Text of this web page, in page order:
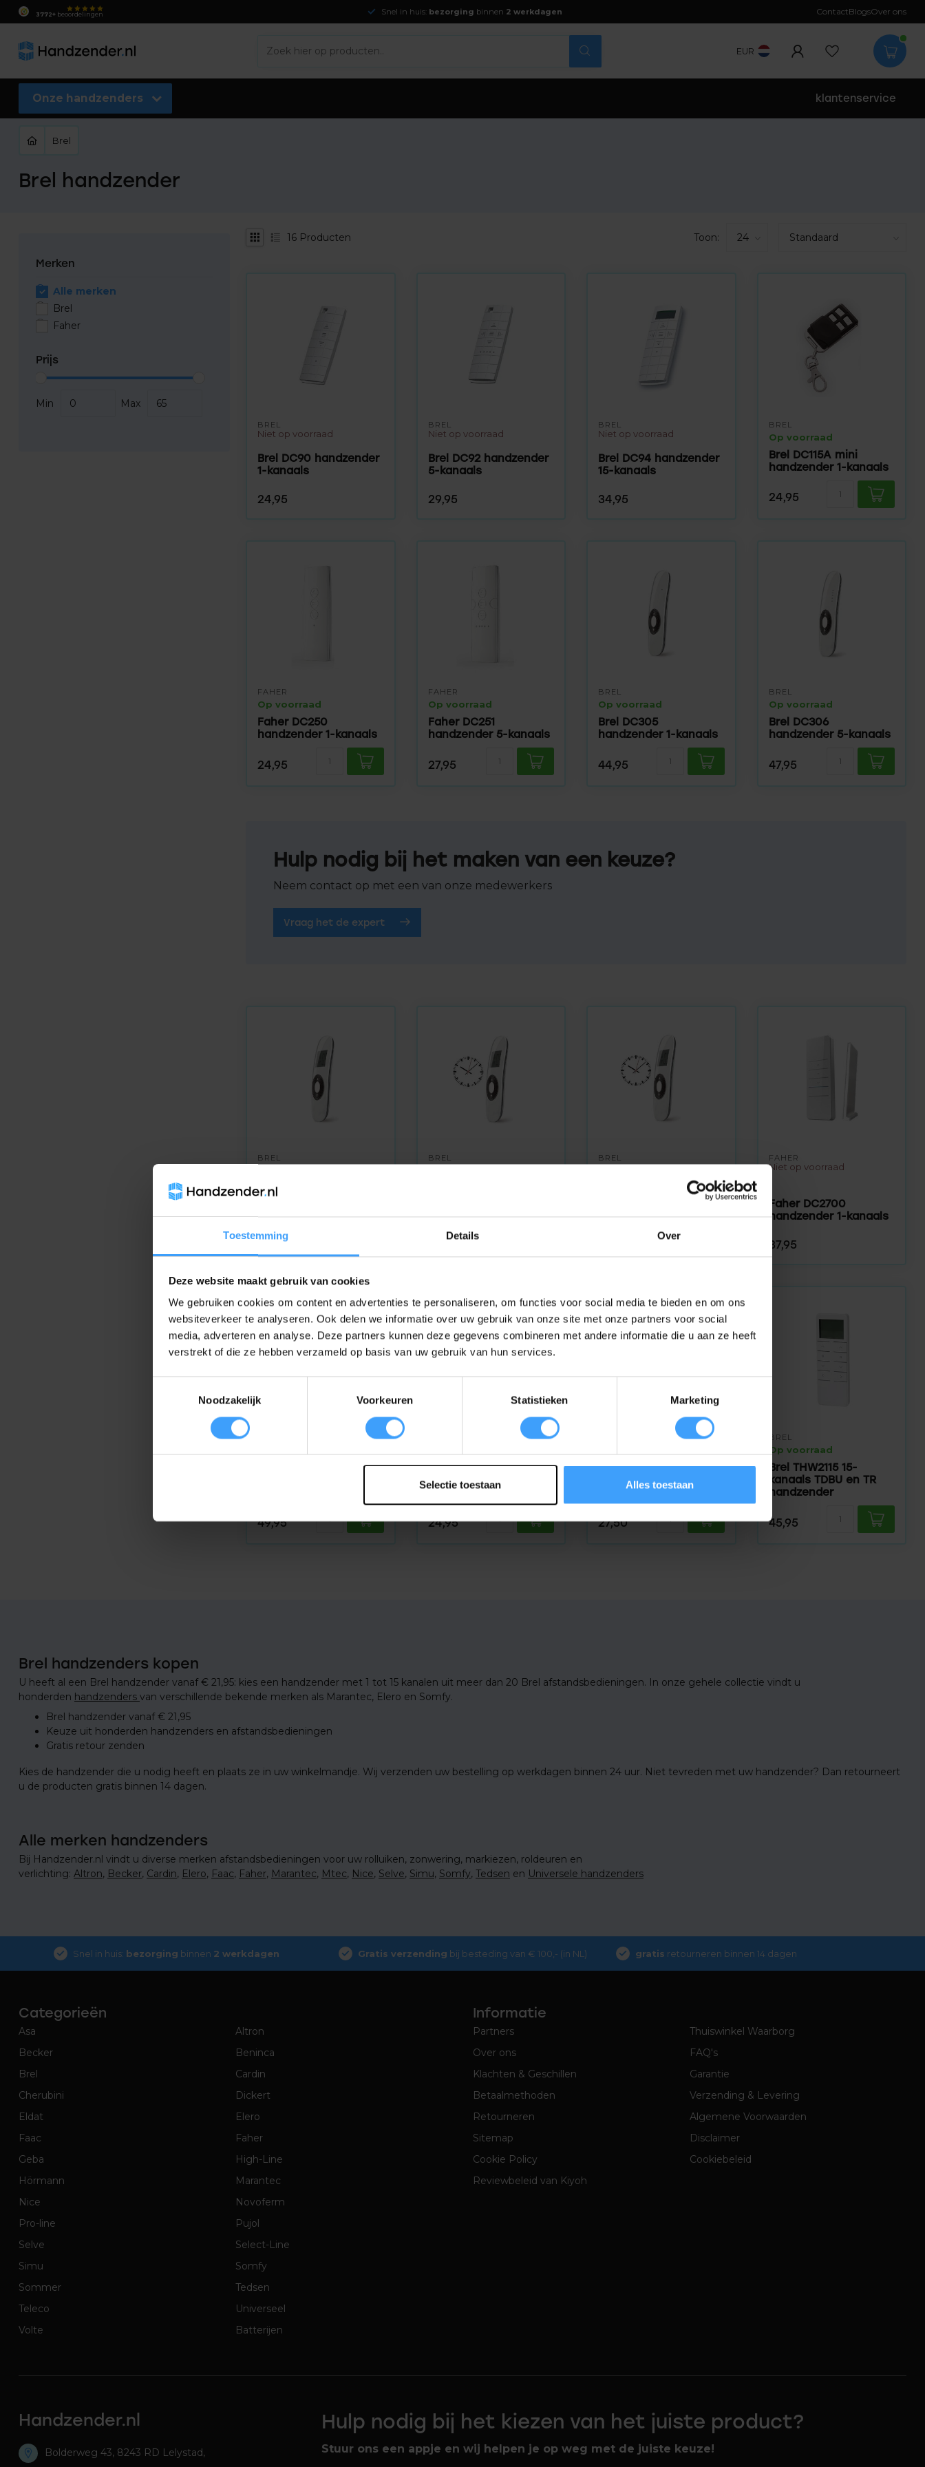
Toestemming Details Over
Deze website maakt gebruik van cookies
We gebruiken cookies om content en advertenties te personaliseren, om functies voor social media te bieden en om ons
websiteverkeer te analyseren. Ook delen we informatie over uw gebruik van onze site met onze partners voor social
media, adverteren en analyse. Deze partners kunnen deze gegevens combineren met andere informatie die u aan ze heeft
verstrekt of die ze hebben verzameld op basis van uw gebruik van hun services.
Noodzakelijk
Voorkeuren Statistieken Marketing
Selectie toestaan Alles toestaan
3772+ beoordelingen Snel in huis: bezorging binnen 2 werkdagen ContactBlogsOver ons
EUR
Onze handzenders klantenservice
Brel
Brel handzender
Merken
Alle merken
Brel
Faher
Prijs
Min Max
16 Producten Toon:
BREL
Niet op voorraad
Brel DC90 handzender
1-kanaals
24,95
BREL
Niet op voorraad
Brel DC92 handzender
5-kanaals
29,95
BREL
Niet op voorraad
Brel DC94 handzender
15-kanaals
34,95
BREL
Op voorraad
Brel DC115A mini
handzender 1-kanaals
24,95
FAHER
Op voorraad
Faher DC250
handzender 1-kanaals
24,95
FAHER
Op voorraad
Faher DC251
handzender 5-kanaals
27,95
BREL
Op voorraad
Brel DC305
handzender 1-kanaals
44,95
BREL
Op voorraad
Brel DC306
handzender 5-kanaals
47,95
Hulp nodig bij het maken van een keuze?
Neem contact op met een van onze medewerkers
Vraag het de expert
BREL
Brel DC313 handzender
49,95
BREL
59,95
BREL
handzender 5-kanaals
FAHER
Niet op voorraad
Faher DC2700
handzender 1-kanaals
37,95
49,95
Brel DD115A mini
handzender 1-kanaals
24,95
DC2291 1-kanaals
handzender
Stukprijs: 13,65 /
27,50
BREL
Op voorraad
Brel THW2115 15-
kanaals TDBU en TR
handzender
45,95
Brel handzenders kopen
U heeft al een Brel handzender vanaf € 21,95: kies een handzender met 1 tot 15 kanalen uit meer dan 20 Brel afstandsbedieningen. In onze gehele collectie vindt u
honderden handzenders van verschillende bekende merken als Marantec, Elero en Somfy.
Brel handzender vanaf € 21,95
Keuze uit honderden handzenders en afstandsbedieningen
Gratis retour zenden
Kies de handzender die u nodig heeft en plaats ze in uw winkelmandje. Wij verzenden uw bestelling op werkdagen binnen 24 uur. Niet tevreden met uw handzender? Dan retourneert
u de producten gratis binnen 14 dagen.
Alle merken handzenders
Bij Handzender.nl vindt u diverse merken afstandsbedieningen voor uw rolluiken, zonwering, markiezen, roldeuren en
verlichting: Altron, Becker, Cardin, Elero, Faac, Faher, Marantec, Mtec, Nice, Selve, Simu, Somfy, Tedsen en Universele handzenders
Snel in huis: bezorging binnen 2 werkdagen Gratis verzending bij besteding van € 100,- (in NL) gratis retourneren binnen 14 dagen
Categorieën
Asa
Altron
Becker
Beninca
Brel
Cardin
Cherubini
Dickert
Eldat
Elero
Faac
Faher
Geba
High-Line
Hörmann
Marantec
Nice
Novoferm
Pro-line
Pujol
Selve
Select-Line
Simu
Somfy
Sommer
Tedsen
Teleco
Universeel
Volte
Batterijen
Informatie
Partners
Thuiswinkel Waarborg
Over ons
FAQ's
Klachten & Geschillen
Garantie
Betaalmethoden
Verzending & Levering
Retourneren
Algemene Voorwaarden
Sitemap
Disclaimer
Cookie Policy
Cookiebeleid
Reviewbeleid van Kiyoh
Handzender.nl
Bolderweg 43, 8243 RD Lelystad,
Hulp nodig bij het kiezen van het juiste product?
Stuur ons een appje en wij helpen je op weg met de juiste keuze!